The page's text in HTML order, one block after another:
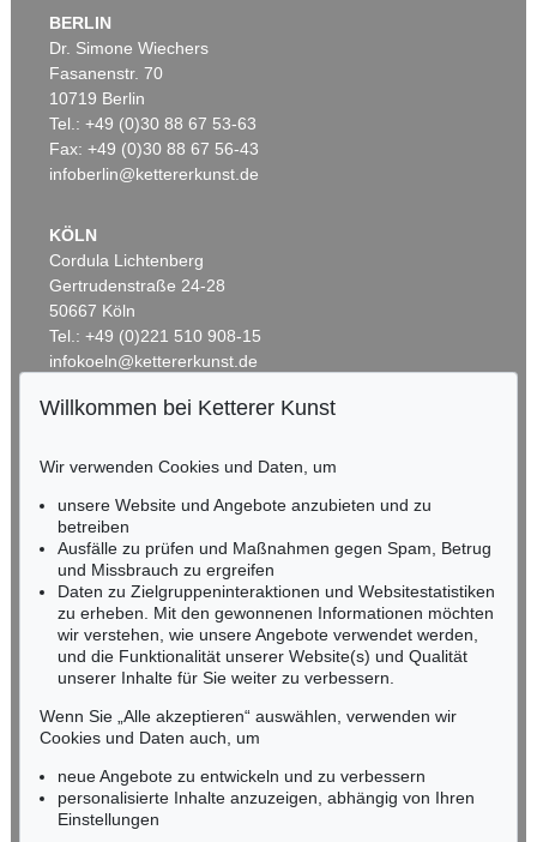
BERLIN
Dr. Simone Wiechers
Fasanenstr. 70
10719 Berlin
Tel.: +49 (0)30 88 67 53-63
Fax: +49 (0)30 88 67 56-43
infoberlin@kettererkunst.de
KÖLN
Cordula Lichtenberg
Gertrudenstraße 24-28
50667 Köln
Tel.: +49 (0)221 510 908-15
infokoeln@kettererkunst.de
RHEINLAND-PFALZ
Miriam Heß
Tel.: +49 (0)62 21 58 80-038
Fax: +49 (0)62 21 58 80-595
infoheidelberg@kettererkunst.de
NORDDEUTSCHLAND
Nico Kassel, M.A.
Tel.: +49 (0)89 55244-164
Mobil: +49 (0)171 8618661
n.kassel@kettererkunst.de
Keine Auktion mehr verpassen!
Willkommen bei Ketterer Kunst
Wir verwenden Cookies und Daten, um
unsere Website und Angebote anzubieten und zu
betreiben
Ausfälle zu prüfen und Maßnahmen gegen Spam, Betrug
und Missbrauch zu ergreifen
Daten zu Zielgruppeninteraktionen und Websitestatistiken
zu erheben. Mit den gewonnenen Informationen möchten
wir verstehen, wie unsere Angebote verwendet werden,
und die Funktionalität unserer Website(s) und Qualität
unserer Inhalte für Sie weiter zu verbessern.
Wenn Sie „Alle akzeptieren“ auswählen, verwenden wir
Cookies und Daten auch, um
neue Angebote zu entwickeln und zu verbessern
personalisierte Inhalte anzuzeigen, abhängig von Ihren
Einstellungen